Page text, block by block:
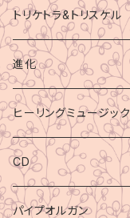
トリケトラ&トリスケル
進化
ヒーリングミュージック
CD
パイプオルガン